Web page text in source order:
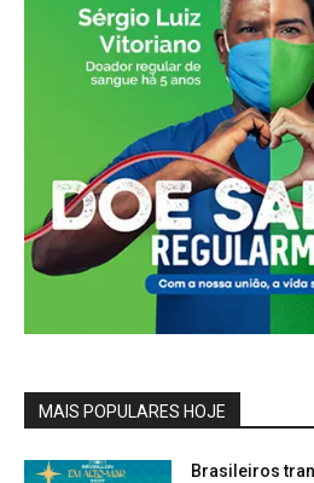
MAIS POPULARES HOJE
Brasileiros